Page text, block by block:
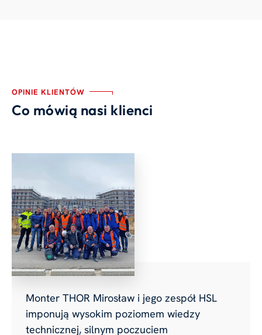
OPINIE KLIENTÓW
Co mówią nasi klienci
Monter THOR Mirosław i jego zespół HSL
imponują wysokim poziomem wiedzy
technicznej, silnym poczuciem